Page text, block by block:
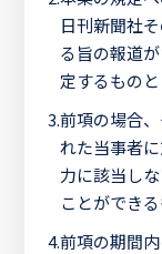
日刊新聞社
る旨の報道
定するものと
3.前項の場合
れた当事者
力に該当し
ことができる
4.前項の期間